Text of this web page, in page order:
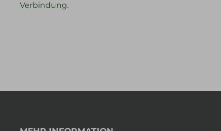
Verbindung.